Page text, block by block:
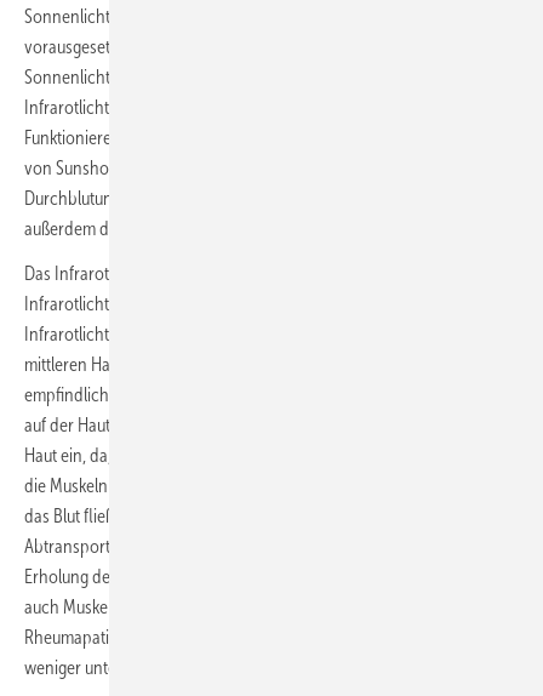
Sonnenlicht ist elementar für die menschliche Gesundheit,
vorausgesetzt man bekommt die richtige Dosis. Das natürliche
Sonnenlicht besteht aus UV-Licht, sichtbarem Licht und unsichtbarem
Infrarotlicht. Alle drei spielen für die Gesundheit und das reibungslose
Funktionieren des menschlichen Körpers eine Rolle. Das Infrarotlicht
von Sunshower One und Plus entspannt die Muskeln und regt die
Durchblutung an. Das niedrig dosierte UV-Licht der Plus-Variante regt
außerdem die Vitamin-D-Produktion an.
Das Infrarotlicht von Sunshower besteht zu 50 % aus mittelwelligem
Infrarotlicht und zu 50 % aus kurzwelligem Infrarotlicht. Mittel­welliges
Infrarotlicht dringt in die Haut ein und wird von der Dermis, der
mittleren Hautschicht, absorbiert. Hier befinden sich die wärme­
empfindlichen Nervenenden. Dadurch entsteht ein warmes Gefühl
auf der Haut. Das kurzwellige Infrarotlicht dringt bis zu 5 mm tief in die
Haut ein, da, wo die Muskelstränge anknüpfen. Es wärmt die Haut und
die Muskeln von innen auf. Die Wärme verbessert die Blutzirkulation,
das Blut fließt schneller, es wird mehr Sauerstoff zugeführt und der
Abtransport von Abfallstoffen erhöht. Dies führt zu einer schnelleren
Erholung der Muskeln, zum Beispiel nach dem Sport. Aber es lindert
auch Muskelschmerzen und Gelenkbeschwerden. Beispielsweise
Rheumapatienten profitieren von unserem Infrarotlicht und leiden
weniger unter ihrer Erkrankung.